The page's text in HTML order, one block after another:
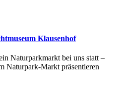
Klausenhof
Naturparkmarkt bei uns statt –
Naturpark-Markt präsentieren